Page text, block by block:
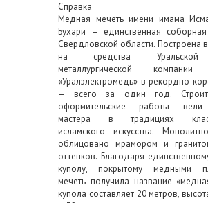
Справка
Медная мечеть имени имама
Бухари – единственная
Свердловской области. Построена
на средства
металлургической
«Уралэлектромедь» в рекордно
– всего за один год.
оформительские работы вели
мастера в традициях
исламского искусства.
облицовано мрамором и
оттенков. Благодаря
куполу, покрытому медными
мечеть получила название
купола составляет 20 метров,